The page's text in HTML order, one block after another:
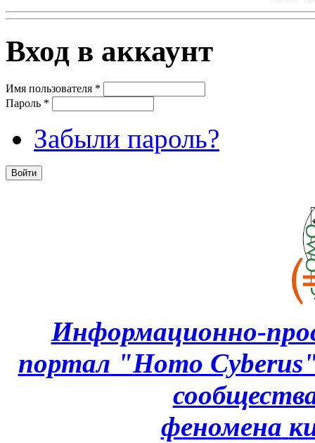
Вход в аккаунт
Имя пользователя *
Пароль *
Забыли пароль?
Информационно-
портал "Homo
феномена